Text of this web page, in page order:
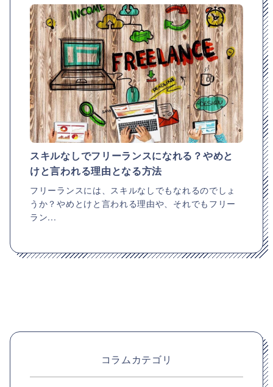
スキルなしでフリーランスになれる？やめと
けと言われる理由となる方法
フリーランスには、スキルなしでもなれるのでしょ
うか？やめとけと言われる理由や、それでもフリー
ラン...
コラムカテゴリ